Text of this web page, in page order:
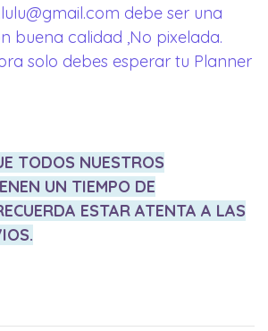
debe ser una
buena calidad ,No pixelada.
solo debes esperar tu Planner
TODOS NUESTROS
UN TIEMPO DE
ESTAR ATENTA A LAS